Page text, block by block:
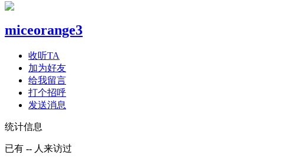
miceorange3
收听TA
加为好友
给我留言
打个招呼
发送消息
统计信息
已有 -- 人来访过